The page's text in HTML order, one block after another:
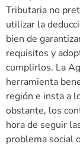
Tributaria no
utilizar la
bien de
requisitos y
cumplirlos. La
herramienta
región e insta a
obstante, los
hora de seguir
problema social